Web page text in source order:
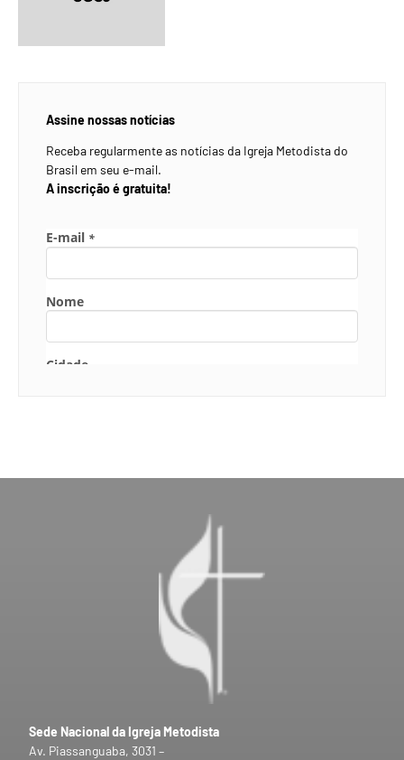
Assine nossas notícias
Receba regularmente as notícias da Igreja Metodista do
Brasil em seu e-mail.
A inscrição é gratuita!
Sede Nacional da Igreja Metodista
Av. Piassanguaba, 3031 –